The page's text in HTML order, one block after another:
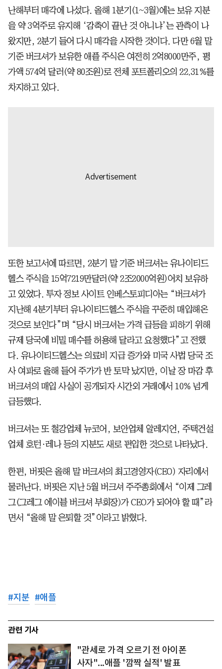
난해부터 매각에 나섰다. 올해 1분기(1~3월)에는 보유 지분
을 약 3억주로 유지해 ‘감축이 끝난 것 아니냐’는 관측이 나
왔지만, 2분기 들어 다시 매각을 시작한 것이다. 다만 6월 말
기준 버크셔가 보유한 애플 주식은 여전히 2억8000만주, 평
가액 574억 달러(약 80조원)로 전체 포트폴리오의 22.31%를
차지하고 있다.
또한 보고서에 따르면, 2분기 말 기준 버크셔는 유나이티드
헬스 주식을 15억7219만달러(약 2조2000억원)어치 보유하
고 있었다. 투자 정보 사이트 인베스토피디아는 “버크셔가
지난해 4분기부터 유나이티드헬스 주식을 꾸준히 매입해온
것으로 보인다”며 “당시 버크셔는 가격 급등을 피하기 위해
규제 당국에 비밀 매수를 허용해 달라고 요청했다”고 전했
다. 유나이티드헬스는 의료비 지급 증가와 미국 사법 당국 조
사 여파로 올해 들어 주가가 반 토막 났지만, 이날 장 마감 후
버크셔의 매입 사실이 공개되자 시간외 거래에서 10% 넘게
급등했다.
버크셔는 또 철강업체 뉴코어, 보안업체 알레지언, 주택건설
업체 호턴·레나 등의 지분도 새로 편입한 것으로 나타났다.
한편, 버핏은 올해 말 버크셔의 최고경영자(CEO) 자리에서
물러난다. 버핏은 지난 5월 버크셔 주주총회에서 “이제 그레
그(그레그 에이블 버크셔 부회장)가 CEO가 되어야 할 때”라
면서 “올해 말 은퇴할 것”이라고 밝혔다.
#지분 #애플
관련 기사
"관세로 가격 오르기 전 아이폰
사자"...애플 '깜짝 실적' 발표